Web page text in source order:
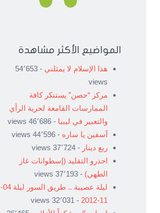
المواضيع الأكثر مشاهدة
هذا الإسلام لا يمثلني
- 54٬653
views
مركز “حصن” يستنكر كافة
الممارسات القامعة لحرية الرأي
والتعبير في ليبيا - 46٬686 views
آسفين يا ساره - 44٬596 views
ربع دينار - 37٬724 views
احذرو التقليد (إسطوانات غاز
الطهي) - 37٬193 views
ليلة عصيبة .. طريق السور ليلة 04-
11-2012
- 32٬031 views